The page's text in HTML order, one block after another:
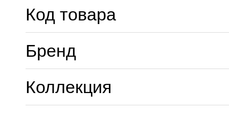
Код товара
Бренд
Коллекция